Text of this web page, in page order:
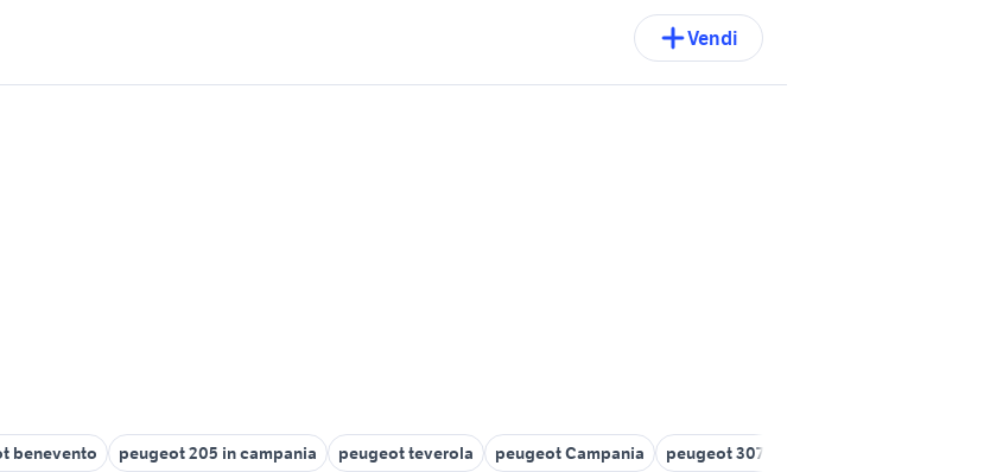
Vendi
benevento peugeot 205 in campania peugeot teverola peugeot Campania peugeot 307 a caserta e provincia